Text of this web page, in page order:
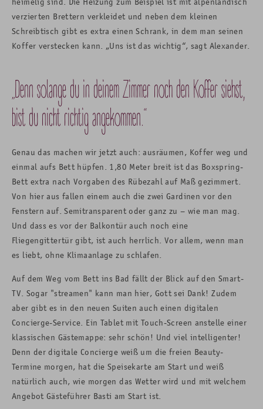
verzierten Brettern verkleidet und neben dem kleinen
Schreibtisch gibt es extra einen Schrank, in dem man seinen
Koffer verstecken kann. „Uns ist das wichtig“, sagt Alexander.
„Denn solange du in deinem Zimmer noch den Koffer siehst,
bist du nicht richtig angekommen.“
Genau das machen wir jetzt auch: ausräumen, Koffer weg und
einmal aufs Bett hüpfen. 1,80 Meter breit ist das Boxspring-
Bett extra nach Vorgaben des Rübezahl auf Maß gezimmert.
Von hier aus fallen einem auch die zwei Gardinen vor den
Fenstern auf. Semitransparent oder ganz zu – wie man mag.
Und dass es vor der Balkontür auch noch eine
Fliegengittertür gibt, ist auch herrlich. Vor allem, wenn man
es liebt, ohne Klimaanlage zu schlafen.
Auf dem Weg vom Bett ins Bad fällt der Blick auf den Smart-
TV. Sogar "streamen" kann man hier, Gott sei Dank! Zudem
aber gibt es in den neuen Suiten auch einen digitalen
Concierge-Service. Ein Tablet mit Touch-Screen anstelle einer
klassischen Gästemappe: sehr schön! Und viel intelligenter!
Denn der digitale Concierge weiß um die freien Beauty-
Termine morgen, hat die Speisekarte am Start und weiß
natürlich auch, wie morgen das Wetter wird und mit welchem
Angebot Gästeführer Basti am Start ist.